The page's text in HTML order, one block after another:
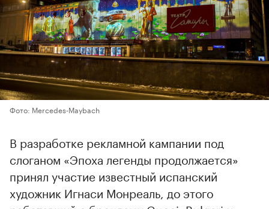
Фото: Mercedes-Maybach
В разработке рекламной кампании под
слоганом «Эпоха легенды продолжается»
принял участие известный испанский
художник Игнаси Монреаль, до этого